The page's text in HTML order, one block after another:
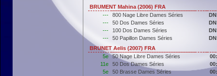
BRUMENT Mahina (2006) FRA
---
800 Nage Libre Dames Séries
---
50 Dos Dames Séries
---
100 Dos Dames Séries
---
50 Papillon Dames Séries
BRUNET Aelis (2007) FRA
5e
50 Nage Libre Dames Séries
11e
50 Dos Dames Séries
5e
50 Brasse Dames Séries